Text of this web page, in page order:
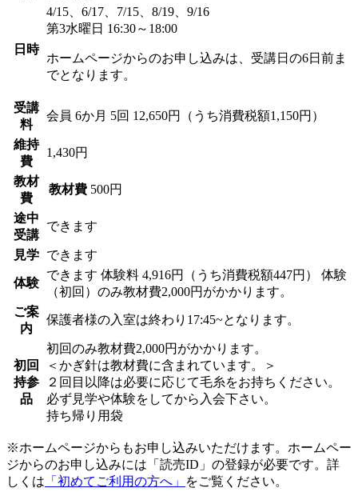
日時
4/15、6/17、7/15、8/19、9/16
第3水曜日 16:30～18:00
ホームページからのお申し込みは、受講日の6日前ま
でとなります。
受講
料
会員 6か月 5回 12,650円（うち消費税額1,150円）
維持
費
1,430円
教材
費
教材費 500円
途中
受講
できます
見学 できます
体験
できます 体験料 4,916円（うち消費税額447円） 体験
（初回）のみ教材費2,000円がかかります。
ご案
内
保護者様の入室は終わり17:45~となります。
初回
持参
品
初回のみ教材費2,000円がかかります。
＜かぎ針は教材費に含まれています。＞
２回目以降は必要に応じて毛糸をお持ちください。
必ず見学や体験をしてから入会下さい。
持ち帰り用袋
※ホームページからもお申し込みいただけます。ホームペー
ジからのお申し込みには「読売ID」の登録が必要です。詳
しくは 「初めてご利用の方へ」 をご覧ください。